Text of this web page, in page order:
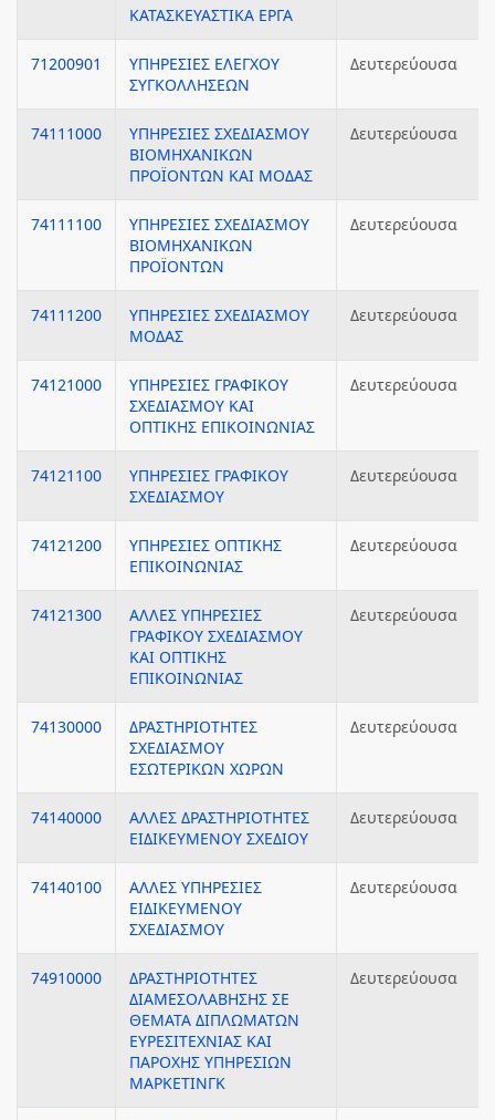
ΚΑΤΑΣΚΕΥΑΣΤΙΚΑ ΕΡΓΑ
71200901
ΥΠΗΡΕΣΙΕΣ ΕΛΕΓΧΟΥ
ΣΥΓΚΟΛΛΗΣΕΩΝ
Δευτερεύουσα
74111000
ΥΠΗΡΕΣΙΕΣ ΣΧΕΔΙΑΣΜΟΥ
ΒΙΟΜΗΧΑΝΙΚΩΝ
ΠΡΟΪΟΝΤΩΝ ΚΑΙ ΜΟΔΑΣ
Δευτερεύουσα
74111100
ΥΠΗΡΕΣΙΕΣ ΣΧΕΔΙΑΣΜΟΥ
ΒΙΟΜΗΧΑΝΙΚΩΝ
ΠΡΟΪΟΝΤΩΝ
Δευτερεύουσα
74111200
ΥΠΗΡΕΣΙΕΣ ΣΧΕΔΙΑΣΜΟΥ
ΜΟΔΑΣ
Δευτερεύουσα
74121000
ΥΠΗΡΕΣΙΕΣ ΓΡΑΦΙΚΟΥ
ΣΧΕΔΙΑΣΜΟΥ ΚΑΙ
ΟΠΤΙΚΗΣ ΕΠΙΚΟΙΝΩΝΙΑΣ
Δευτερεύουσα
74121100
ΥΠΗΡΕΣΙΕΣ ΓΡΑΦΙΚΟΥ
ΣΧΕΔΙΑΣΜΟΥ
Δευτερεύουσα
74121200
ΥΠΗΡΕΣΙΕΣ ΟΠΤΙΚΗΣ
ΕΠΙΚΟΙΝΩΝΙΑΣ
Δευτερεύουσα
74121300
ΑΛΛΕΣ ΥΠΗΡΕΣΙΕΣ
ΓΡΑΦΙΚΟΥ ΣΧΕΔΙΑΣΜΟΥ
ΚΑΙ ΟΠΤΙΚΗΣ
ΕΠΙΚΟΙΝΩΝΙΑΣ
Δευτερεύουσα
74130000
ΔΡΑΣΤΗΡΙΟΤΗΤΕΣ
ΣΧΕΔΙΑΣΜΟΥ
ΕΣΩΤΕΡΙΚΩΝ ΧΩΡΩΝ
Δευτερεύουσα
74140000
ΑΛΛΕΣ ΔΡΑΣΤΗΡΙΟΤΗΤΕΣ
ΕΙΔΙΚΕΥΜΕΝΟΥ ΣΧΕΔΙΟΥ
Δευτερεύουσα
74140100
ΑΛΛΕΣ ΥΠΗΡΕΣΙΕΣ
ΕΙΔΙΚΕΥΜΕΝΟΥ
ΣΧΕΔΙΑΣΜΟΥ
Δευτερεύουσα
74910000
ΔΡΑΣΤΗΡΙΟΤΗΤΕΣ
ΔΙΑΜΕΣΟΛΑΒΗΣΗΣ ΣΕ
ΘΕΜΑΤΑ ΔΙΠΛΩΜΑΤΩΝ
ΕΥΡΕΣΙΤΕΧΝΙΑΣ ΚΑΙ
ΠΑΡΟΧΗΣ ΥΠΗΡΕΣΙΩΝ
ΜΑΡΚΕΤΙΝΓΚ
Δευτερεύουσα